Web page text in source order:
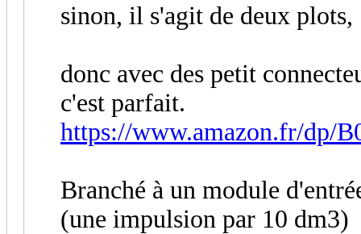
sinon, il s'agit de deux plots,
donc avec des petit
c'est parfait.
https://www.amazon.fr/dp/
Branché à un module
(une impulsion par 10 dm3)